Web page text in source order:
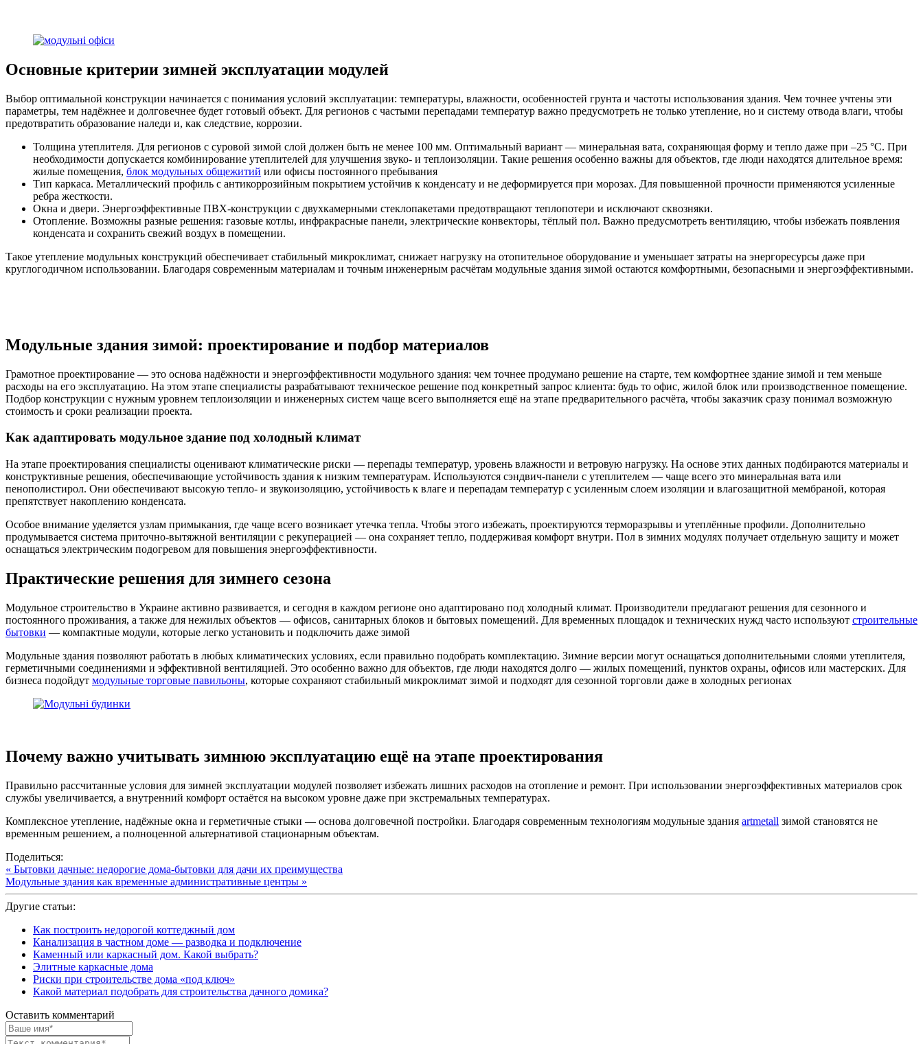
Основные критерии зимней эксплуатации модулей
Выбор оптимальной конструкции начинается с понимания условий эксплуатации: температуры, влажности, особенностей грунта и частоты использования здания. Чем точнее учтены эти
параметры, тем надёжнее и долговечнее будет готовый объект. Для регионов с частыми перепадами температур важно предусмотреть не только утепление, но и систему отвода влаги, чтобы
предотвратить образование наледи и, как следствие, коррозии.
Толщина утеплителя. Для регионов с суровой зимой слой должен быть не менее 100 мм. Оптимальный вариант — минеральная вата, сохраняющая форму и тепло даже при –25 °C. При
необходимости допускается комбинирование утеплителей для улучшения звуко- и теплоизоляции. Такие решения особенно важны для объектов, где люди находятся длительное время:
жилые помещения, блок модульных общежитий или офисы постоянного пребывания
Тип каркаса. Металлический профиль с антикоррозийным покрытием устойчив к конденсату и не деформируется при морозах. Для повышенной прочности применяются усиленные
ребра жесткости.
Окна и двери. Энергоэффективные ПВХ-конструкции с двухкамерными стеклопакетами предотвращают теплопотери и исключают сквозняки.
Отопление. Возможны разные решения: газовые котлы, инфракрасные панели, электрические конвекторы, тёплый пол. Важно предусмотреть вентиляцию, чтобы избежать появления
конденсата и сохранить свежий воздух в помещении.
Такое утепление модульных конструкций обеспечивает стабильный микроклимат, снижает нагрузку на отопительное оборудование и уменьшает затраты на энергоресурсы даже при
круглогодичном использовании. Благодаря современным материалам и точным инженерным расчётам модульные здания зимой остаются комфортными, безопасными и энергоэффективными.
Модульные здания зимой: проектирование и подбор материалов
Грамотное проектирование — это основа надёжности и энергоэффективности модульного здания: чем точнее продумано решение на старте, тем комфортнее здание зимой и тем меньше
расходы на его эксплуатацию. На этом этапе специалисты разрабатывают техническое решение под конкретный запрос клиента: будь то офис, жилой блок или производственное помещение.
Подбор конструкции с нужным уровнем теплоизоляции и инженерных систем чаще всего выполняется ещё на этапе предварительного расчёта, чтобы заказчик сразу понимал возможную
стоимость и сроки реализации проекта.
Как адаптировать модульное здание под холодный климат
На этапе проектирования специалисты оценивают климатические риски — перепады температур, уровень влажности и ветровую нагрузку. На основе этих данных подбираются материалы и
конструктивные решения, обеспечивающие устойчивость здания к низким температурам. Используются сэндвич-панели с утеплителем — чаще всего это минеральная вата или
пенополистирол. Они обеспечивают высокую тепло- и звукоизоляцию, устойчивость к влаге и перепадам температур с усиленным слоем изоляции и влагозащитной мембраной, которая
препятствует накоплению конденсата.
Особое внимание уделяется узлам примыкания, где чаще всего возникает утечка тепла. Чтобы этого избежать, проектируются терморазрывы и утеплённые профили. Дополнительно
продумывается система приточно-вытяжной вентиляции с рекуперацией — она сохраняет тепло, поддерживая комфорт внутри. Пол в зимних модулях получает отдельную защиту и может
оснащаться электрическим подогревом для повышения энергоэффективности.
Практические решения для зимнего сезона
Модульное строительство в Украине активно развивается, и сегодня в каждом регионе оно адаптировано под холодный климат. Производители предлагают решения для сезонного и
постоянного проживания, а также для нежилых объектов — офисов, санитарных блоков и бытовых помещений. Для временных площадок и технических нужд часто используют строительные
бытовки — компактные модули, которые легко установить и подключить даже зимой
Модульные здания позволяют работать в любых климатических условиях, если правильно подобрать комплектацию. Зимние версии могут оснащаться дополнительными слоями утеплителя,
герметичными соединениями и эффективной вентиляцией. Это особенно важно для объектов, где люди находятся долго — жилых помещений, пунктов охраны, офисов или мастерских. Для
бизнеса подойдут модульные торговые павильоны, которые сохраняют стабильный микроклимат зимой и подходят для сезонной торговли даже в холодных регионах
Почему важно учитывать зимнюю эксплуатацию ещё на этапе проектирования
Правильно рассчитанные условия для зимней эксплуатации модулей позволяет избежать лишних расходов на отопление и ремонт. При использовании энергоэффективных материалов срок
службы увеличивается, а внутренний комфорт остаётся на высоком уровне даже при экстремальных температурах.
Комплексное утепление, надёжные окна и герметичные стыки — основа долговечной постройки. Благодаря современным технологиям модульные здания artmetall зимой становятся не
временным решением, а полноценной альтернативой стационарным объектам.
Поделиться:
« Бытовки дачные: недорогие дома-бытовки для дачи их преимущества
Модульные здания как временные административные центры »
Другие статьи:
Как построить недорогой коттеджный дом
Канализация в частном доме — разводка и подключение
Каменный или каркасный дом. Какой выбрать?
Элитные каркасные дома
Риски при строительстве дома «под ключ»
Какой материал подобрать для строительства дачного домика?
Оставить комментарий